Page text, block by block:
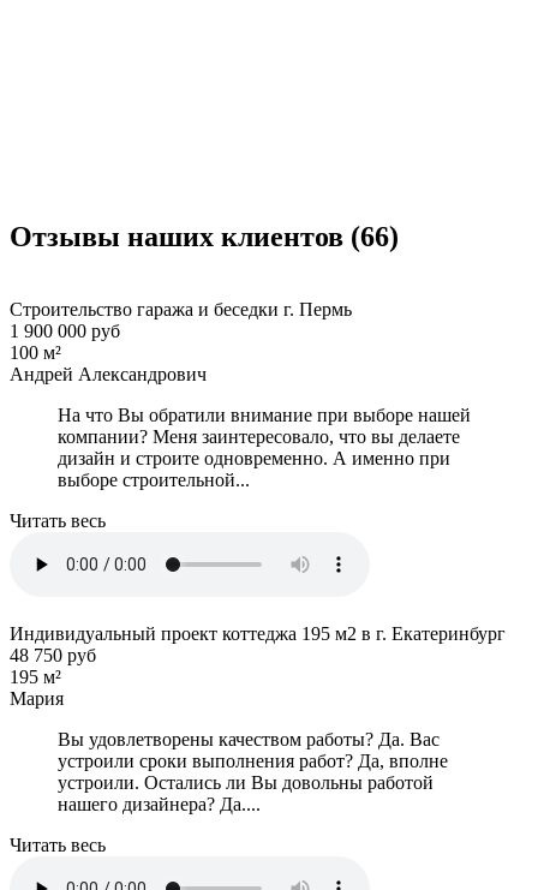
Отзывы наших клиентов (66)
Строительство гаража и беседки г. Пермь
1 900 000 руб
100 м²
Андрей Александрович
На что Вы обратили внимание при выборе нашей
компании? Меня заинтересовало, что вы делаете
дизайн и строите одновременно. А именно при
выборе строительной...
Читать весь
Индивидуальный проект коттеджа 195 м2 в г. Екатеринбург
48 750 руб
195 м²
Мария
Вы удовлетворены качеством работы? Да. Вас
устроили сроки выполнения работ? Да, вполне
устроили. Остались ли Вы довольны работой
нашего дизайнера? Да....
Читать весь